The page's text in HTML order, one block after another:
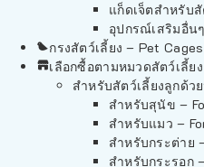
แก็ดเจ็ตสำหรับ
อุปกรณ์เสริมอื่น
กรงสัตว์เลี้ยง – Pet Cages
เลือกซื้อตามหมวดสัตว์เลี้ย
สำหรับสัตว์เลี้ยงลูกด้ว
สำหรับสุนัข –
สำหรับแมว –
สำหรับกระต่าย
สำหรับกระรอก